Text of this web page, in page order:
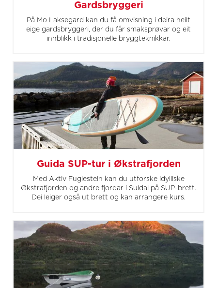
Gardsbryggeri
På Mo Laksegard kan du få omvisning i deira heilt
eige gardsbryggeri, der du får smaksprøvar og eit
innblikk i tradisjonelle bryggteknikkar.
Guida SUP-tur i Økstrafjorden
Med Aktiv Fuglestein kan du utforske idylliske
Økstrafjorden og andre fjordar i Suldal på SUP-brett.
Dei leiger også ut brett og kan arrangere kurs.